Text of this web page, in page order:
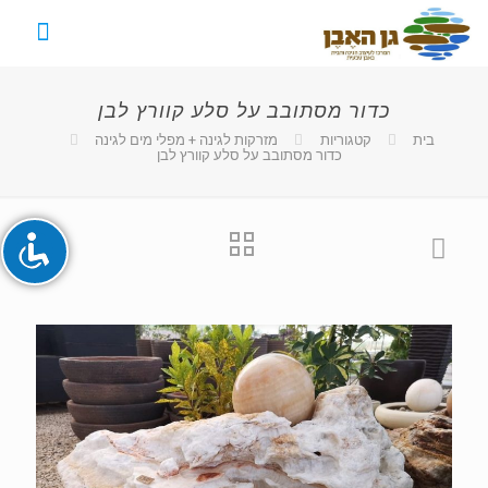
השבת את ההבזקים
סמן כותרות
zoom_out
add_circle_outline הגדלת גופן
spellcheck גופן קריא
brightness_high ניגודיות בהירה
brightness_low ניגודיות כהה
כדור מסתובב על סלע קוורץ לבן
בית קטגוריות
מזרקות לגינה + מפלי מים לגינה
כדור מסתובב על סלע קוורץ לבן